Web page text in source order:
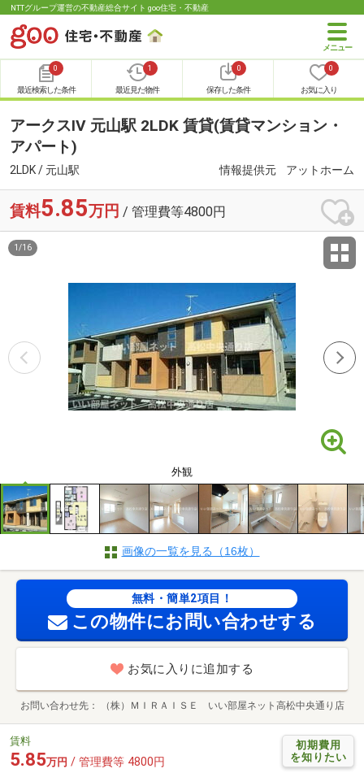
NTTグループ運営の不動産総合サイト goo住宅・不動産
0
最近検索した条件
1
最近見た物件
0
保存した条件
0
お気に入り
アークスⅣ 元山駅 2LDK 賃貸(賃貸マンション・
アパート)
2LDK / 元山駅 情報提供元 アットホーム
賃料5.85万円 / 管理費等4800円
外観
1 /16
画像の一覧を見る（16枚）
無料・簡単2項目！
この物件にお問い合わせする
お気に入りに追加する
お問い合わせ先 （株）ＭＩＲＡＩＳＥ いい部屋ネット高松中央通り店
初期費用
を知りたい
賃料
5.85万円 / 管理費等 4800円